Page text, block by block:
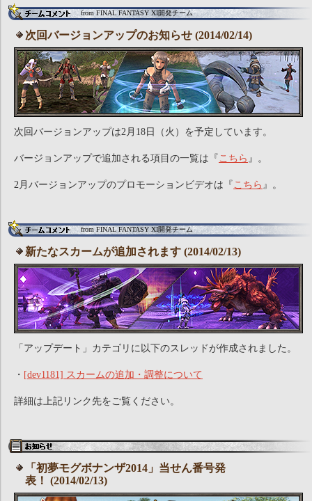
from FINAL FANTASY XI開発チーム
次回バージョンアップのお知らせ (2014/02/14)
次回バージョンアップは2月18日（火）を予定しています。
バージョンアップで追加される項目の一覧は『 こちら 』。
2月バージョンアップのプロモーションビデオは『 こちら 』。
from FINAL FANTASY XI開発チーム
新たなスカームが追加されます (2014/02/13)
「アップデート」カテゴリに以下のスレッドが作成されました。
・ [dev1181] スカームの追加・調整について
詳細は上記リンク先をご覧ください。
「初夢モグボナンザ2014」当せん番号発
表！ (2014/02/13)